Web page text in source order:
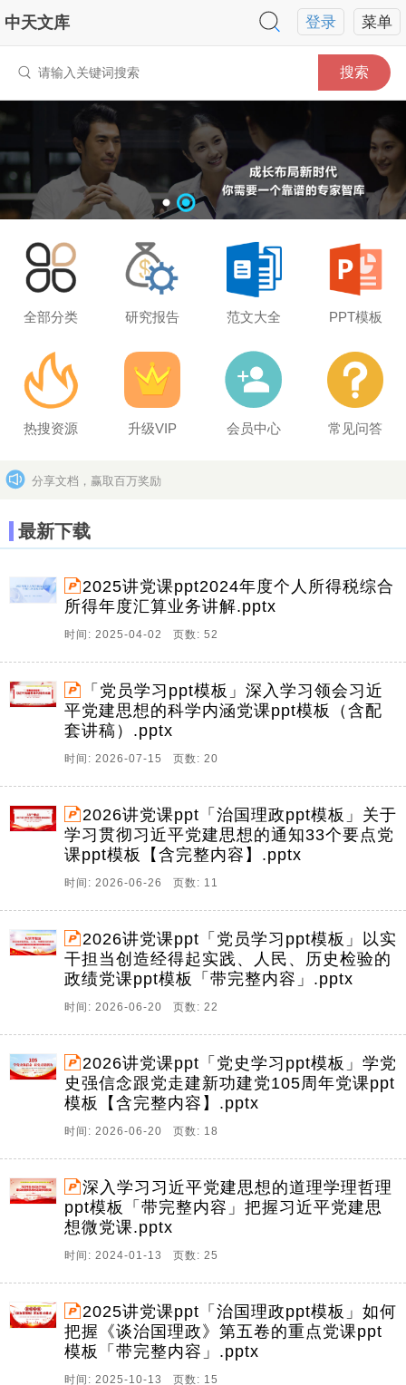
菜单
登录
中天文库
搜索
全部分类 研究报告 范文大全 PPT模板
热搜资源 升级VIP 会员中心 常见问答
分享文档，赢取百万奖励
最新下载
2025讲党课ppt2024年度个人所得税综合
所得年度汇算业务讲解.pptx
时间: 2025-04-02 页数: 52
「党员学习ppt模板」深入学习领会习近
平党建思想的科学内涵党课ppt模板（含配
套讲稿）.pptx
时间: 2026-07-15 页数: 20
2026讲党课ppt「治国理政ppt模板」关于
学习贯彻习近平党建思想的通知33个要点党
课ppt模板【含完整内容】.pptx
时间: 2026-06-26 页数: 11
2026讲党课ppt「党员学习ppt模板」以实
干担当创造经得起实践、人民、历史检验的
政绩党课ppt模板「带完整内容」.pptx
时间: 2026-06-20 页数: 22
2026讲党课ppt「党史学习ppt模板」学党
史强信念跟党走建新功建党105周年党课ppt
模板【含完整内容】.pptx
时间: 2026-06-20 页数: 18
深入学习习近平党建思想的道理学理哲理
ppt模板「带完整内容」把握习近平党建思
想微党课.pptx
时间: 2024-01-13 页数: 25
2025讲党课ppt「治国理政ppt模板」如何
把握《谈治国理政》第五卷的重点党课ppt
模板「带完整内容」.pptx
时间: 2025-10-13 页数: 15